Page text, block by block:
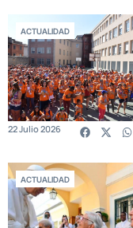
ACTUALIDAD
22 Julio 2026
ACTUALIDAD